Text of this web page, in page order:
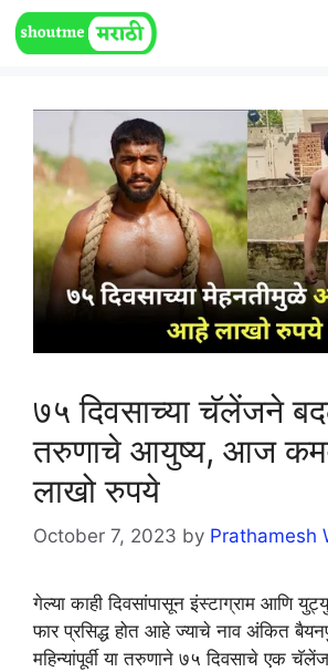
Skip
to
७५ दिवसाच्या चॅलेंजने
तरुणाचे आयुष्य, आज
लाखो रुपये
October 7, 2023 by Prathamesh
गेल्या काही दिवसांपासून इंस्टाग्राम आणि
फार प्रसिद्ध होत आहे ज्याचे नाव अंकित
महिन्यांपूर्वी या तरुणाने ७५ दिवसाचे एक